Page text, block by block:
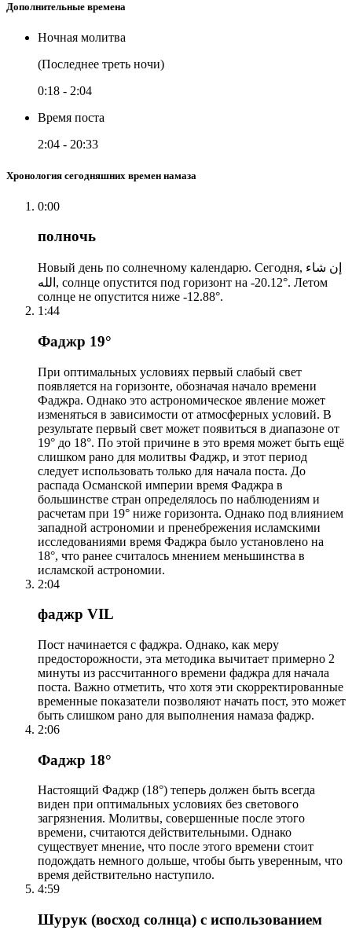
Дополнительные времена
Ночная молитва
(Последнее треть ночи)
0:18 - 2:04
Время поста
2:04 - 20:33
Хронология сегодняшних времен намаза
0:00
полночь
Новый день по солнечному календарю. Сегодня, إن شاء
الله, солнце опустится под горизонт на -20.12°. Летом
солнце не опустится ниже -12.88°.
1:44
Фаджр 19°
При оптимальных условиях первый слабый свет
появляется на горизонте, обозначая начало времени
Фаджра. Однако это астрономическое явление может
изменяться в зависимости от атмосферных условий. В
результате первый свет может появиться в диапазоне от
19° до 18°. По этой причине в это время может быть ещё
слишком рано для молитвы Фаджр, и этот период
следует использовать только для начала поста. До
распада Османской империи время Фаджра в
большинстве стран определялось по наблюдениям и
расчетам при 19° ниже горизонта. Однако под влиянием
западной астрономии и пренебрежения исламскими
исследованиями время Фаджра было установлено на
18°, что ранее считалось мнением меньшинства в
исламской астрономии.
2:04
фаджр VIL
Пост начинается с фаджра. Однако, как меру
предосторожности, эта методика вычитает примерно 2
минуты из рассчитанного времени фаджра для начала
поста. Важно отметить, что хотя эти скорректированные
временные показатели позволяют начать пост, это может
быть слишком рано для выполнения намаза фаджр.
2:06
Фаджр 18°
Настоящий Фаджр (18°) теперь должен быть всегда
виден при оптимальных условиях без светового
загрязнения. Молитвы, совершенные после этого
времени, считаются действительными. Однако
существует мнение, что после этого времени стоит
подождать немного дольше, чтобы быть уверенным, что
время действительно наступило.
4:59
Шурук (восход солнца) с использованием